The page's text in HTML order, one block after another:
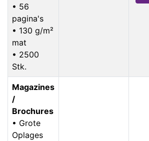
• 56
pagina's
• 130 g/m²
mat
• 2500
Stk.
Magazines
/
Brochures
• Grote
Oplages